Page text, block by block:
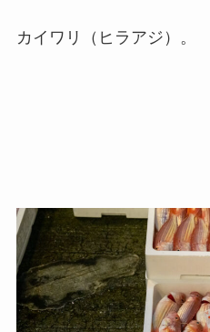
カイワリ（ヒラアジ）。